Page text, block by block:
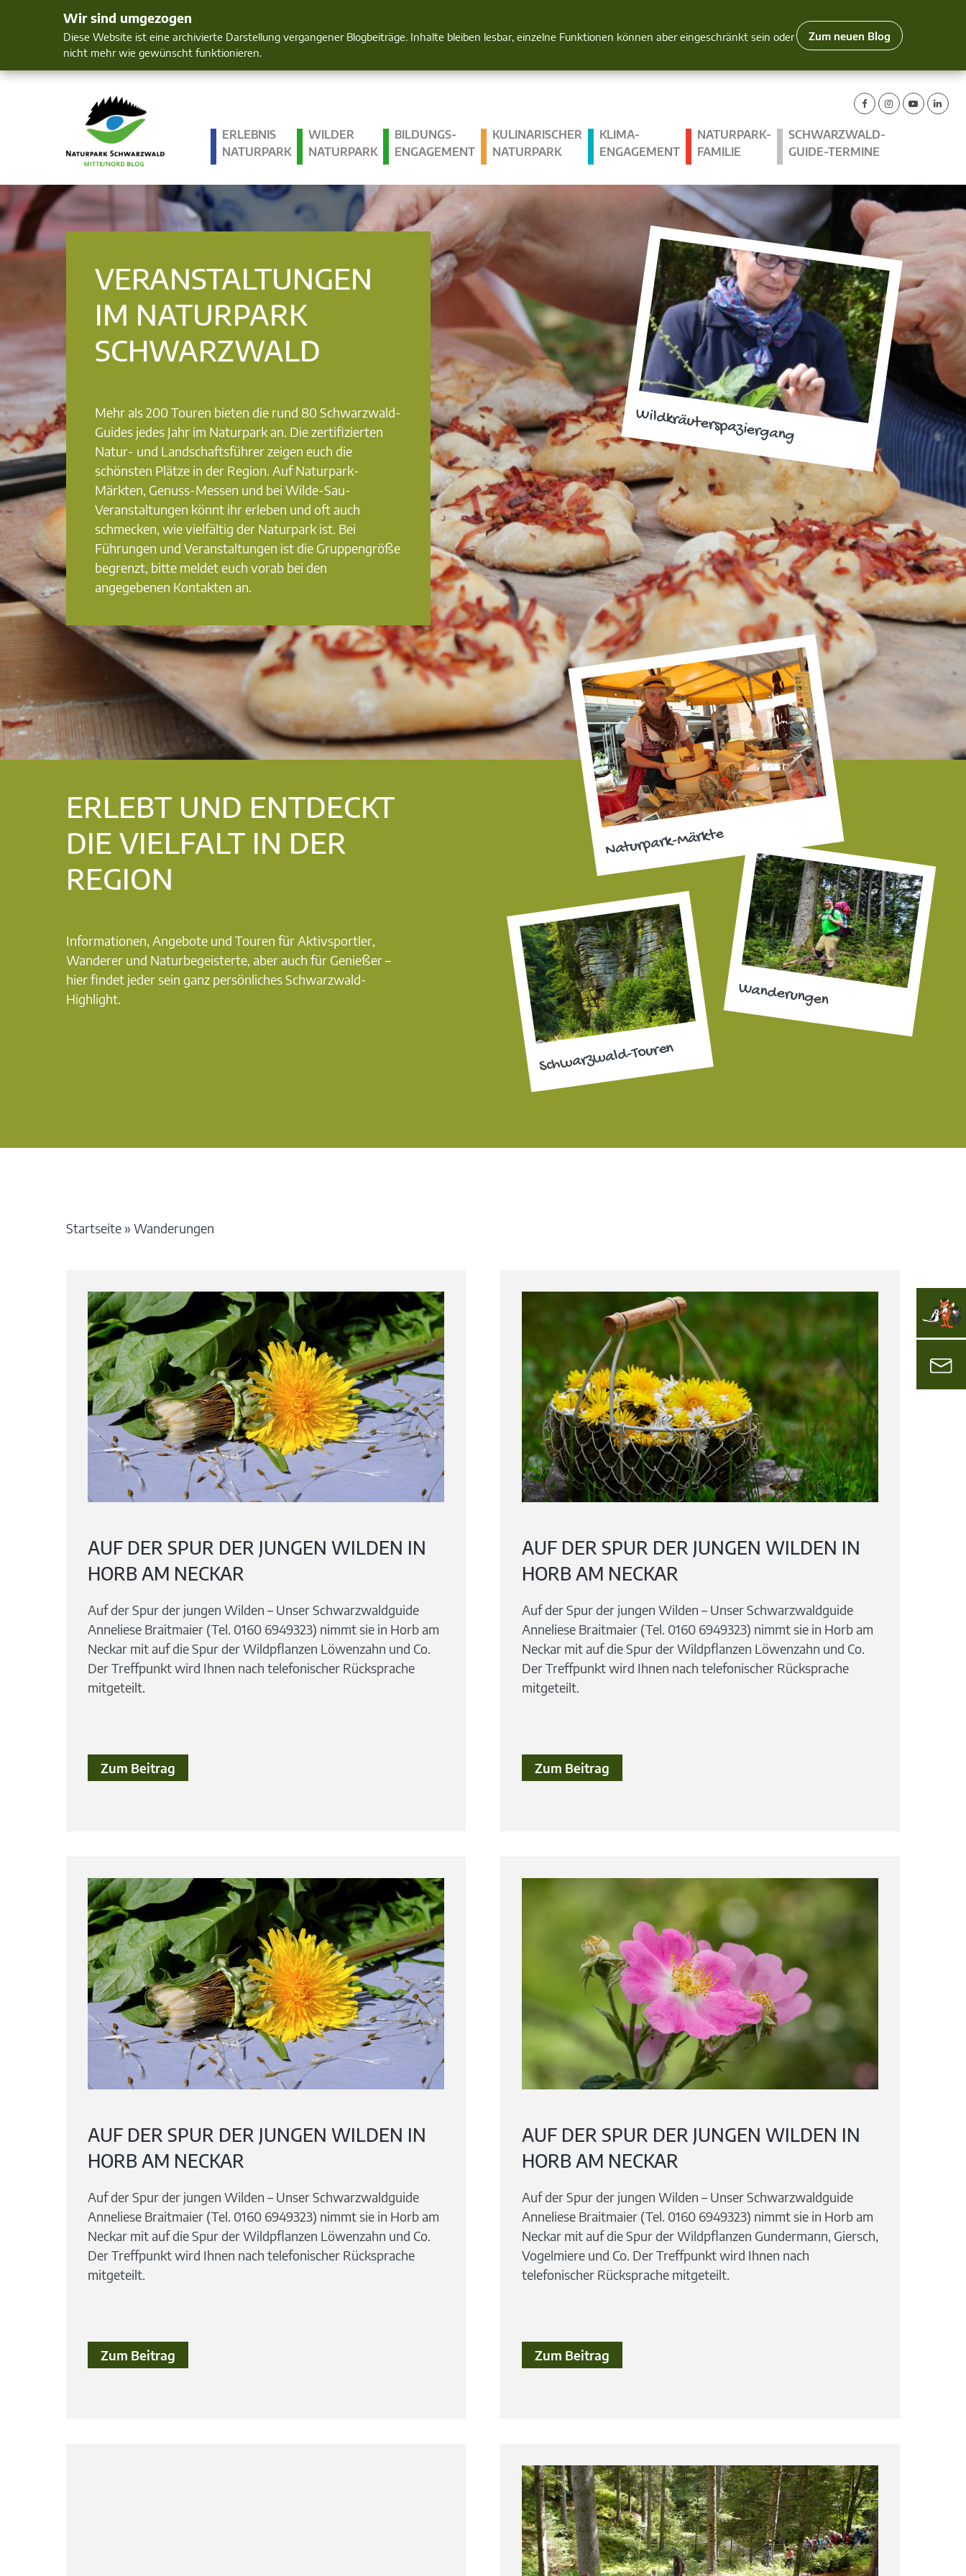
Wir sind umgezogen
Diese Website ist eine archivierte Darstellung vergangener Blogbeiträge. Inhalte bleiben lesbar, einzelne Funktionen können aber eingeschränkt sein oder
nicht mehr wie gewünscht funktionieren.
Zum neuen Blog
Mensch und Natur im Blick
ERLEBNIS
NATURPARK
WILDER
NATURPARK
BILDUNGS­
ENGAGEMENT
KULINARISCHER
NATURPARK
KLIMA­
ENGAGEMENT
NATURPARK-
FAMILIE
SCHWARZWALD-
GUIDE-TERMINE
Wildkräuterspaziergang
VERANSTALTUNGEN
IM NATURPARK
SCHWARZWALD
Mehr als 200 Touren bieten die rund 80 Schwarzwald-
Guides jedes Jahr im Naturpark an. Die zertifizierten
Natur- und Landschaftsführer zeigen euch die
schönsten Plätze in der Region. Auf Naturpark-
Märkten, Genuss-Messen und bei Wilde-Sau-
Veranstaltungen könnt ihr erleben und oft auch
schmecken, wie vielfältig der Naturpark ist. Bei
Führungen und Veranstaltungen ist die Gruppengröße
begrenzt, bitte meldet euch vorab bei den
angegebenen Kontakten an.
ERLEBT UND ENTDECKT
DIE VIELFALT IN DER
REGION
Informationen, Angebote und Touren für Aktivsportler,
Wanderer und Naturbegeisterte, aber auch für Genießer –
hier findet jeder sein ganz persönliches Schwarzwald-
Highlight.
Naturpark-Märkte
Wanderungen
Schwarzwald-Touren
Startseite» Wanderungen
AUF DER SPUR DER JUNGEN WILDEN IN
HORB AM NECKAR
Auf der Spur der jungen Wilden – Unser Schwarzwaldguide
Anneliese Braitmaier (Tel. 0160 6949323) nimmt sie in Horb am
Neckar mit auf die Spur der Wildpflanzen Löwenzahn und Co.
Der Treffpunkt wird Ihnen nach telefonischer Rücksprache
mitgeteilt.
Zum Beitrag
AUF DER SPUR DER JUNGEN WILDEN IN
HORB AM NECKAR
Auf der Spur der jungen Wilden – Unser Schwarzwaldguide
Anneliese Braitmaier (Tel. 0160 6949323) nimmt sie in Horb am
Neckar mit auf die Spur der Wildpflanzen Löwenzahn und Co.
Der Treffpunkt wird Ihnen nach telefonischer Rücksprache
mitgeteilt.
Zum Beitrag
AUF DER SPUR DER JUNGEN WILDEN IN
HORB AM NECKAR
Auf der Spur der jungen Wilden – Unser Schwarzwaldguide
Anneliese Braitmaier (Tel. 0160 6949323) nimmt sie in Horb am
Neckar mit auf die Spur der Wildpflanzen Löwenzahn und Co.
Der Treffpunkt wird Ihnen nach telefonischer Rücksprache
mitgeteilt.
Zum Beitrag
AUF DER SPUR DER JUNGEN WILDEN IN
HORB AM NECKAR
Auf der Spur der jungen Wilden – Unser Schwarzwaldguide
Anneliese Braitmaier (Tel. 0160 6949323) nimmt sie in Horb am
Neckar mit auf die Spur der Wildpflanzen Gundermann, Giersch,
Vogelmiere und Co. Der Treffpunkt wird Ihnen nach
telefonischer Rücksprache mitgeteilt.
Zum Beitrag